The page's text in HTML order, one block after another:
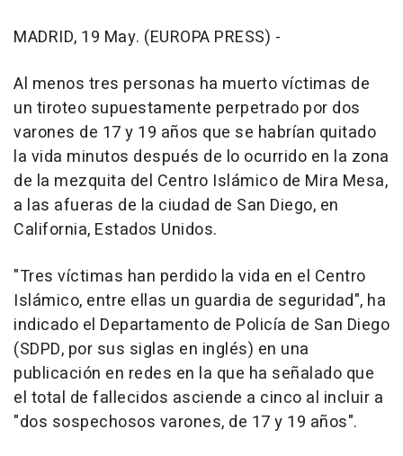
MADRID, 19 May. (EUROPA PRESS) -
Al menos tres personas ha muerto víctimas de
un tiroteo supuestamente perpetrado por dos
varones de 17 y 19 años que se habrían quitado
la vida minutos después de lo ocurrido en la zona
de la mezquita del Centro Islámico de Mira Mesa,
a las afueras de la ciudad de San Diego, en
California, Estados Unidos.
"Tres víctimas han perdido la vida en el Centro
Islámico, entre ellas un guardia de seguridad", ha
indicado el Departamento de Policía de San Diego
(SDPD, por sus siglas en inglés) en una
publicación en redes en la que ha señalado que
el total de fallecidos asciende a cinco al incluir a
"dos sospechosos varones, de 17 y 19 años".